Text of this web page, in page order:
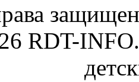
RDT-